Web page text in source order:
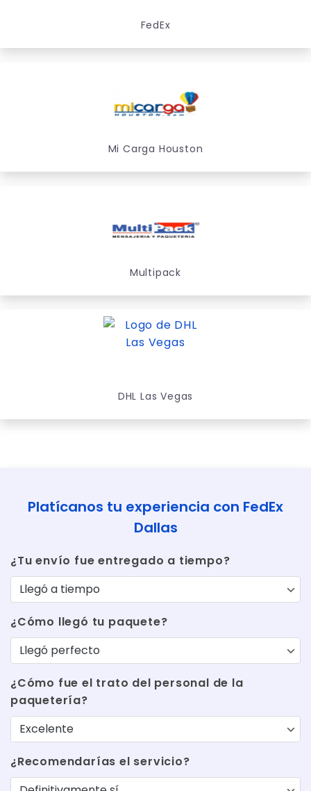
FedEx
Mi Carga Houston
Multipack
DHL Las Vegas
Platícanos tu experiencia con FedEx
Dallas
¿Tu envío fue entregado a tiempo?
¿Cómo llegó tu paquete?
¿Cómo fue el trato del personal de la
paquetería?
¿Recomendarías el servicio?